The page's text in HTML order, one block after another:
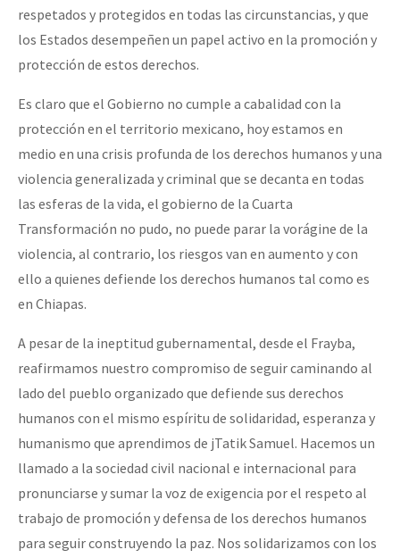
respetados y protegidos en todas las circunstancias, y que
los Estados desempeñen un papel activo en la promoción y
protección de estos derechos.
Es claro que el Gobierno no cumple a cabalidad con la
protección en el territorio mexicano, hoy estamos en
medio en una crisis profunda de los derechos humanos y una
violencia generalizada y criminal que se decanta en todas
las esferas de la vida, el gobierno de la Cuarta
Transformación no pudo, no puede parar la vorágine de la
violencia, al contrario, los riesgos van en aumento y con
ello a quienes defiende los derechos humanos tal como es
en Chiapas.
A pesar de la ineptitud gubernamental, desde el Frayba,
reafirmamos nuestro compromiso de seguir caminando al
lado del pueblo organizado que defiende sus derechos
humanos con el mismo espíritu de solidaridad, esperanza y
humanismo que aprendimos de jTatik Samuel. Hacemos un
llamado a la sociedad civil nacional e internacional para
pronunciarse y sumar la voz de exigencia por el respeto al
trabajo de promoción y defensa de los derechos humanos
para seguir construyendo la paz. Nos solidarizamos con los